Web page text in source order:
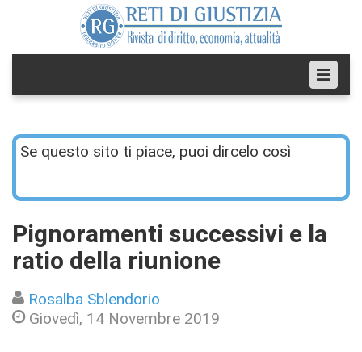
Se questo sito ti piace, puoi dircelo così
Pignoramenti successivi e la
ratio della riunione
Rosalba Sblendorio
Giovedì, 14 Novembre 2019